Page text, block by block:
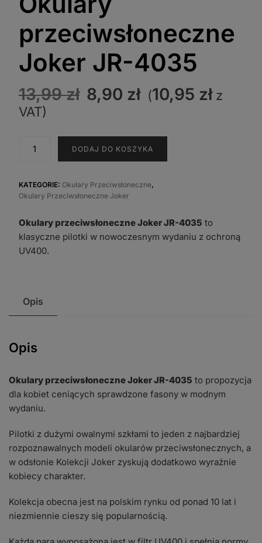
przeciwsłoneczne
Joker JR-4035
13,99zł Pierwotna
13,99 zł.
8,90 zł Aktualna
8,90 zł.
(10,95 złz
VAT)
Joker
JR-
DODAJ DO KOSZYKA
KATEGORIE: Okulary Przeciwsłoneczne,
Okulary Przeciwsłoneczne Joker
Okulary przeciwsłoneczne Joker JR-4035 to
klasyczne pilotki w nowoczesnym wydaniu z ochroną
UV400.
Opis
Opis
Okulary przeciwsłoneczne Joker JR-4035 to propozycja
dla kobiet ceniących sprawdzone fasony w modnym
wydaniu.
Pilotki z dużymi owalnymi szkłami to jeden z najbardziej
rozpoznawalnych modeli okularów przeciwsłonecznych, a
w odsłonie Kolekcji Joker zyskują dodatkowo wyraźnie
kobiecy charakter.
Kolekcja obecna jest na polskim rynku od ponad 10 lat i
niezmiennie cieszy się popularnością.